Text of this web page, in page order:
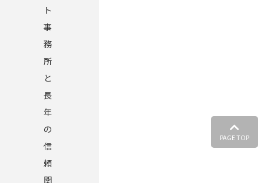
ト
事
務
所
と
長
年
の
信
頼
関
PAGE TOP